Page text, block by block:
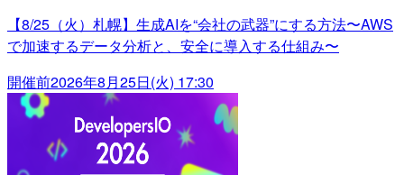
【8/25（火）札幌】生成AIを“会社の武器”にする方法〜AWS
で加速するデータ分析と、安全に導入する仕組み〜
開催前2026年8月25日(火) 17:30